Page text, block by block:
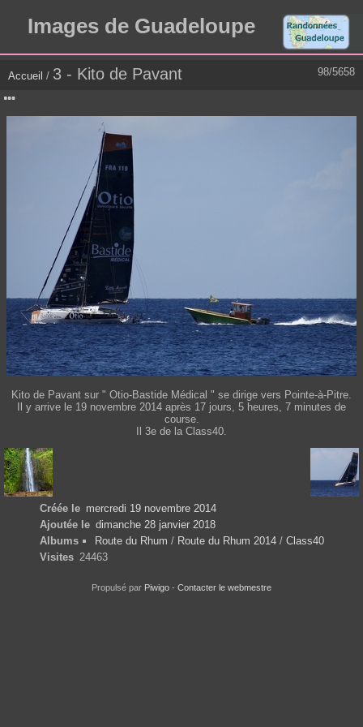
Images de Guadeloupe
98/5658
Accueil / 3 - Kito de Pavant
Kito de Pavant sur " Otio-Bastide Médical " se dirige vers Pointe-à-Pitre.
Il y arrive le 19 novembre 2014 après 17 jours, 5 heures, 7 minutes de
course.
Il 3e de la Class40.
Créée le mercredi 19 novembre 2014
Ajoutée le dimanche 28 janvier 2018
Albums
Route du Rhum / Route du Rhum 2014/ Class40
Visites 24463
Propulsé par Piwigo - Contacter le webmestre